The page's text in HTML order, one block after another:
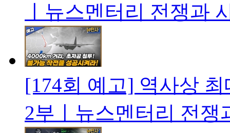
ㅣ뉴스멘터리 전쟁과
[174회 예고] 역사상
2부ㅣ뉴스멘터리 전쟁